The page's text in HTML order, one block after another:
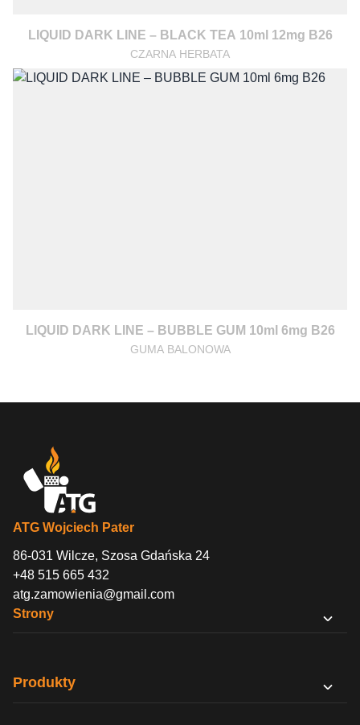
LIQUID DARK LINE – BLACK TEA 10ml 12mg B26
CZARNA HERBATA
LIQUID DARK LINE – BUBBLE GUM 10ml 6mg B26
GUMA BALONOWA
ATG Wojciech Pater
86-031 Wilcze, Szosa Gdańska 24
+48 515 665 432
atg.zamowienia@gmail.com
Strony
Produkty